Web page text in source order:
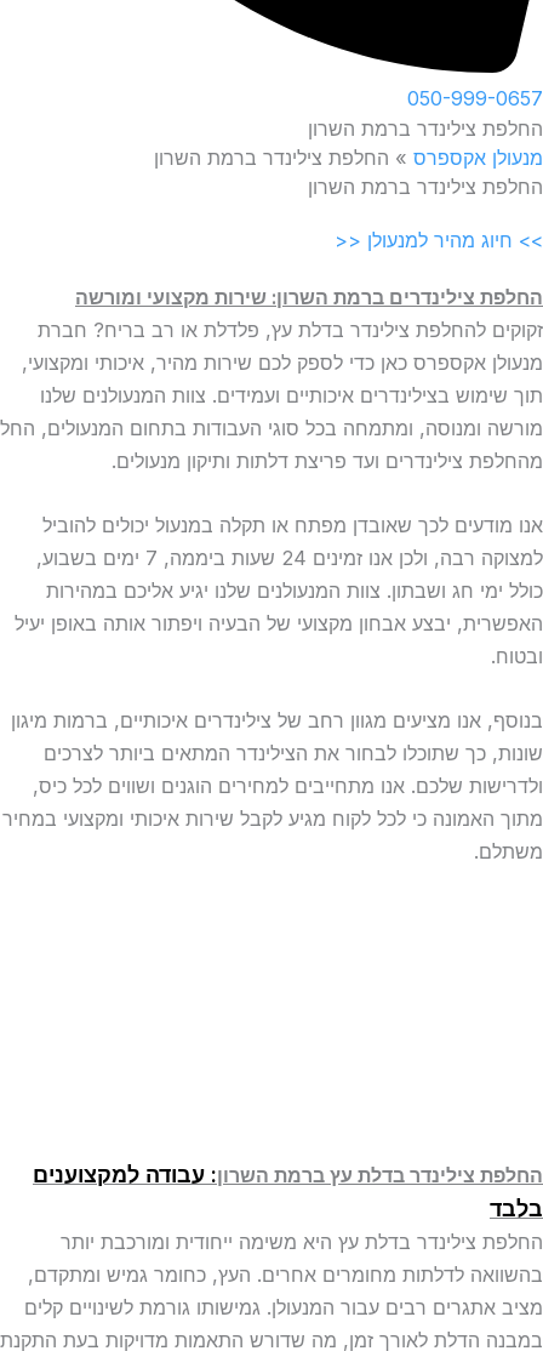
050-999-0657
החלפת צילינדר ברמת השרון
מנעולן אקספרס » החלפת צילינדר ברמת השרון
החלפת צילינדר ברמת השרון
>> חיוג מהיר למנעולן <<
החלפת צילינדרים ברמת השרון: שירות מקצועי ומורשה
זקוקים להחלפת צילינדר בדלת עץ, פלדלת או רב בריח? חברת
מנעולן אקספרס כאן כדי לספק לכם שירות מהיר, איכותי ומקצועי,
תוך שימוש בצילינדרים איכותיים ועמידים. צוות המנעולנים שלנו
מורשה ומנוסה, ומתמחה בכל סוגי העבודות בתחום המנעולים, החל
מהחלפת צילינדרים ועד פריצת דלתות ותיקון מנעולים.
אנו מודעים לכך שאובדן מפתח או תקלה במנעול יכולים להוביל
למצוקה רבה, ולכן אנו זמינים 24 שעות ביממה, 7 ימים בשבוע,
כולל ימי חג ושבתון. צוות המנעולנים שלנו יגיע אליכם במהירות
האפשרית, יבצע אבחון מקצועי של הבעיה ויפתור אותה באופן יעיל
ובטוח.
בנוסף, אנו מציעים מגוון רחב של צילינדרים איכותיים, ברמות מיגון
שונות, כך שתוכלו לבחור את הצילינדר המתאים ביותר לצרכים
ולדרישות שלכם. אנו מתחייבים למחירים הוגנים ושווים לכל כיס,
מתוך האמונה כי לכל לקוח מגיע לקבל שירות איכותי ומקצועי במחיר
משתלם.
החלפת צילינדר בדלת עץ ברמת השרון: עבודה למקצוענים
בלבד
החלפת צילינדר בדלת עץ היא משימה ייחודית ומורכבת יותר
בהשוואה לדלתות מחומרים אחרים. העץ, כחומר גמיש ומתקדם,
מציב אתגרים רבים עבור המנעולן. גמישותו גורמת לשינויים קלים
במבנה הדלת לאורך זמן, מה שדורש התאמות מדויקות בעת התקנת